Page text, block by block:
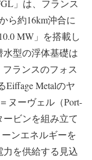
」は、フランス
ら約16km沖合に
MW」を搭載し
型の浮体基礎は
フランスのフォス
Eiffage Metalのヤ
ヌーヴェル（Port-
ービンを組み立て
ンエネルギーを
を供給する見込